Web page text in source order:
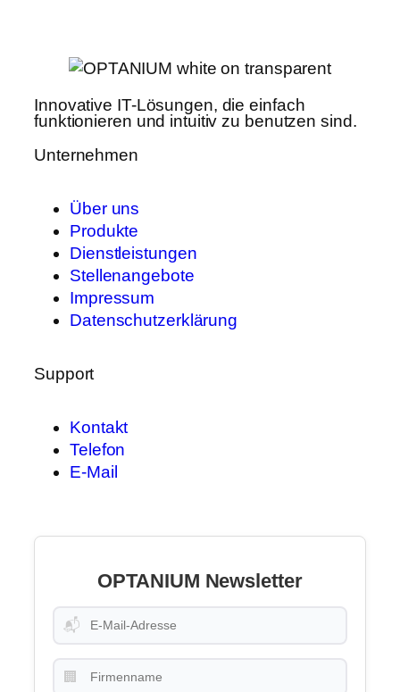
Innovative IT-Lösungen, die einfach
funktionieren und intuitiv zu benutzen sind.
Unternehmen
Über uns
Produkte
Dienstleistungen
Stellenangebote
Impressum
Datenschutzerklärung
Support
Kontakt
Telefon
E-Mail
OPTANIUM Newsletter
📬
🏢